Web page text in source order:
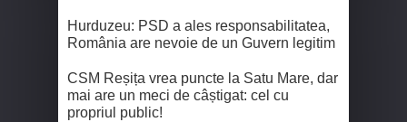
Hurduzeu: PSD a ales responsabilitatea,
România are nevoie de un Guvern legitim
CSM Reșița vrea puncte la Satu Mare, dar
mai are un meci de câștigat: cel cu
propriul public!